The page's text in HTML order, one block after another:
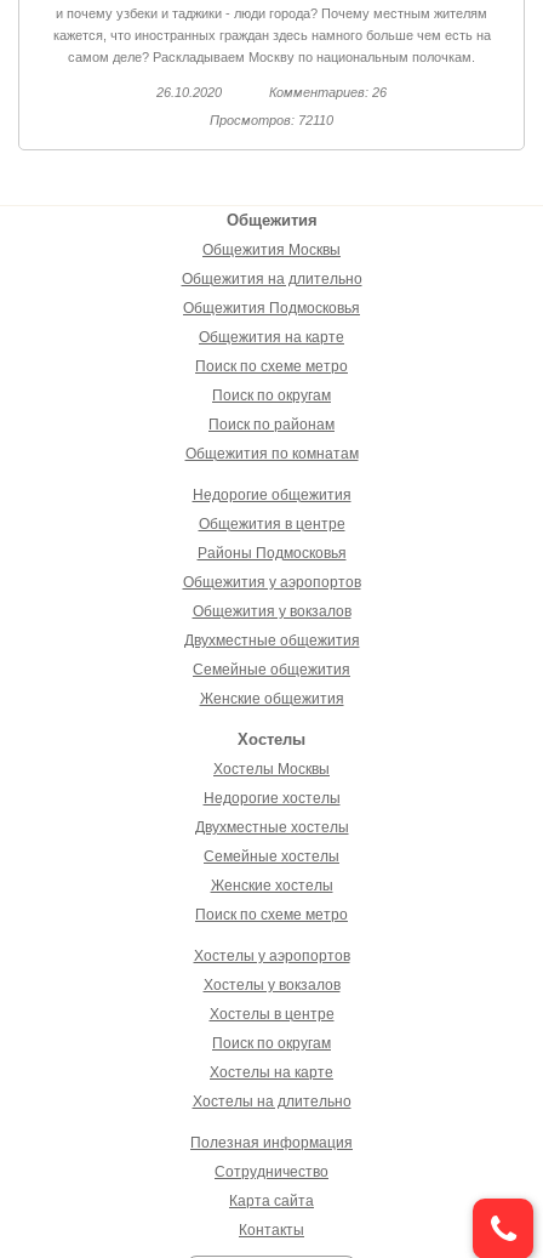
и почему узбеки и таджики - люди города? Почему местным жителям
кажется, что иностранных граждан здесь намного больше чем есть на
самом деле? Раскладываем Москву по национальным полочкам.
26.10.2020
Комментариев: 26
Просмотров: 72110
Общежития
Общежития Москвы
Общежития на длительно
Общежития Подмосковья
Общежития на карте
Поиск по схеме метро
Поиск по округам
Поиск по районам
Общежития по комнатам
Недорогие общежития
Общежития в центре
Районы Подмосковья
Общежития у аэропортов
Общежития у вокзалов
Двухместные общежития
Семейные общежития
Женские общежития
Хостелы
Хостелы Москвы
Недорогие хостелы
Двухместные хостелы
Семейные хостелы
Женские хостелы
Поиск по схеме метро
Хостелы у аэропортов
Хостелы у вокзалов
Хостелы в центре
Поиск по округам
Хостелы на карте
Хостелы на длительно
Полезная информация
Сотрудничество
Карта сайта
Контакты